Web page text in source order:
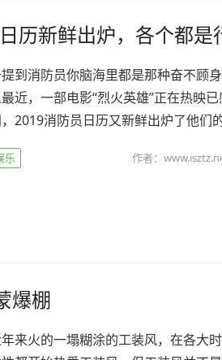
历新鲜出炉，各个都是
到消防员你脑海里都是那种奋不顾
近，一部电影“烈火英雄”正在热映
2019消防员日历又新鲜出炉了他们
乐 作者：
爆棚
来火的一塌糊涂的工装风，在各大